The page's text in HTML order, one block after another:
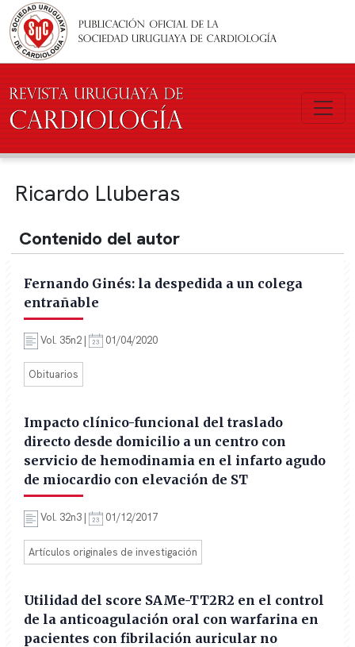
Pasar al contenido principal
Ricardo Lluberas
Contenido del autor
Fernando Ginés: la despedida a un colega
entrañable
Vol. 35n2 | 01/04/2020
Obituarios
Impacto clínico-funcional del traslado
directo desde domicilio a un centro con
servicio de hemodinamia en el infarto agudo
de miocardio con elevación de ST
Vol. 32n3 | 01/12/2017
Artículos originales de investigación
Utilidad del score SAMe-TT2R2 en el control
de la anticoagulación oral con warfarina en
pacientes con fibrilación auricular no